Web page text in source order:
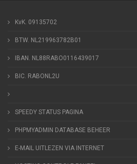
KvK. 09135702
BTW. NL219963782B01
IBAN. NL88RABO0116439017
BIC. RABONL2U
SPEEDY STATUS PAGINA
PHPMYADMIN DATABASE BEHEER
E-MAIL UITLEZEN VIA INTERNET